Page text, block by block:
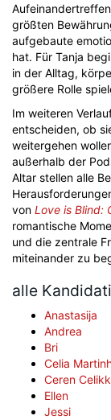
größten
aufgebaute
hat. Für Tanja
in der Alltag,
größere Rolle
Im weiteren
entscheiden, ob
weitergehen
außerhalb der
Altar stellen alle
von Love is Blind:
romantische
und die zentrale
miteinander zu
alle
Anastasija
Andrea
Bri
Celia
Ceren
Ellen
Jessi